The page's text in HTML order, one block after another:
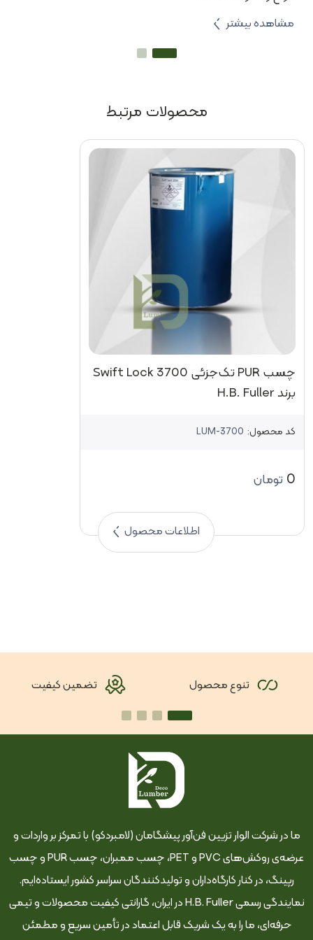
مشاهده بیشتر
محصولات مرتبط
چسب PUR تک‌جزئی Swift Lock 3700
برند H.B. Fuller
کد محصول: LUM-3700
0 تومان
اطلاعات محصول
تنوع محصول تضمین کیفیت
ما در شرکت الوار تزیین فن‌آور پیشگامان (لامبردکو) با تمرکز بر واردات و
عرضه‌ی روکش‌های PVC و PET، چسب ممبران، چسب PUR و چسب
رپینگ، در کنار کارگاه‌داران و تولیدکنندگان سراسر کشور ایستاده‌ایم.
نمایندگی رسمی H.B. Fuller در ایران، گارانتی کیفیت محصولات و تیمی
حرفه‌ای، ما را به یک شریک قابل اعتماد در تأمین سریع و مطمئن